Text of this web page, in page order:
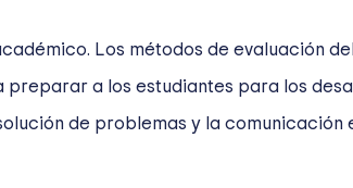
Los métodos de evaluación
a los estudiantes para los
de problemas y la comunicación